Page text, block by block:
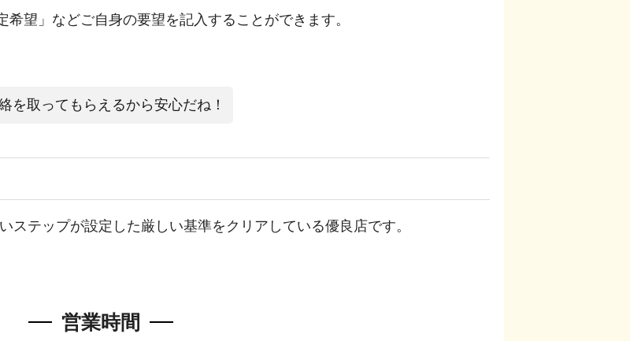
望」などご自身の要望を記入することができます。
を取ってもらえるから安心だね！
ステップが設定した厳しい基準をクリアしている優良店です。
営業時間